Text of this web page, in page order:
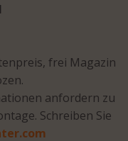
frei Magazin
anfordern zu
Schreiben Sie